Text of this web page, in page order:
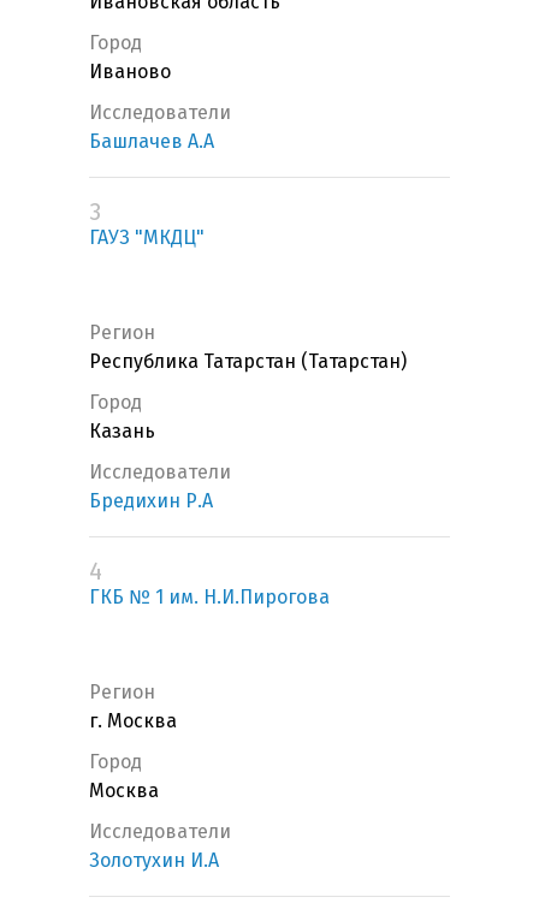
Город
Иваново
Исследователи
Башлачев А.А
3
ГАУЗ "МКДЦ"
Регион
Республика Татарстан (Татарстан)
Город
Казань
Исследователи
Бредихин Р.А
4
ГКБ № 1 им. Н.И.Пирогова
Регион
г. Москва
Город
Москва
Исследователи
Золотухин И.А